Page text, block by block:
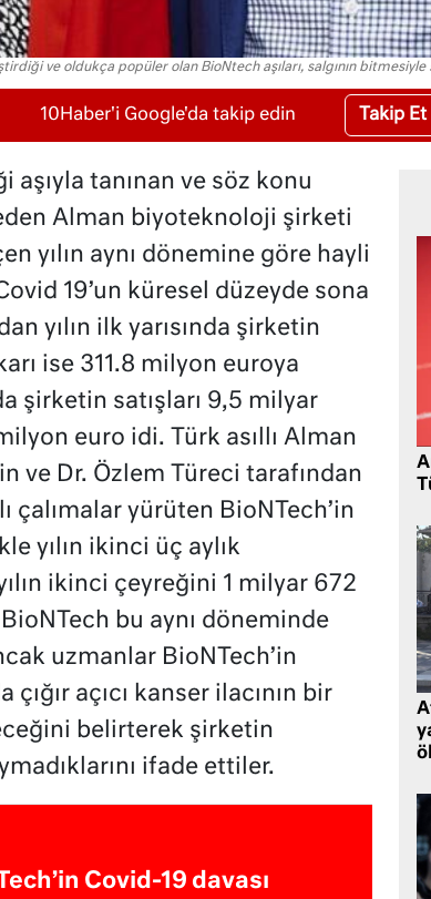
ve oldukça popüler olan BioNtech aşıları, salgının bitmesiyle
10Haber'i Google'da takip edin Takip Et
tanınan ve söz konu
Alman biyoteknoloji şirketi
yılın aynı dönemine göre hayli
19’un küresel düzeyde sona
yılın ilk yarısında şirketin
ise 311.8 milyon euroya
şirketin satışları 9,5 milyar
euro idi. Türk asıllı Alman
ve Dr. Özlem Türeci tarafından
çalımalar yürüten BioNTech’in
yılın ikinci üç aylık
ikinci çeyreğini 1 milyar 672
bu aynı döneminde
uzmanlar BioNTech’in
açıcı kanser ilacının bir
belirterek şirketin
ifade ettiler.
Covid-19 davası